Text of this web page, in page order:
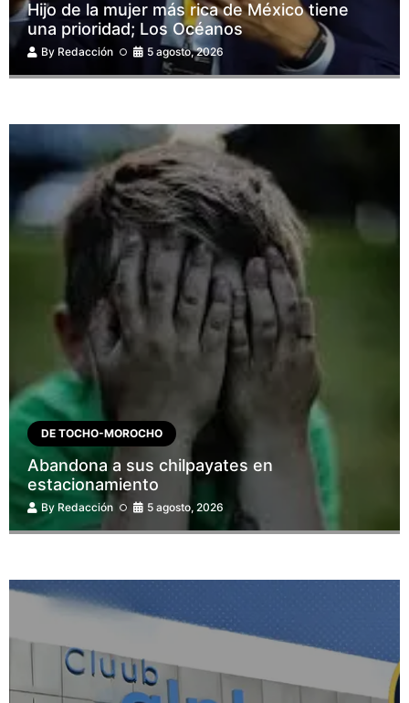
Hijo de la mujer más rica de México tiene
una prioridad; Los Océanos
By Redacción 5 agosto, 2026
DE TOCHO-MOROCHO
Abandona a sus chilpayates en
estacionamiento
By Redacción 5 agosto, 2026